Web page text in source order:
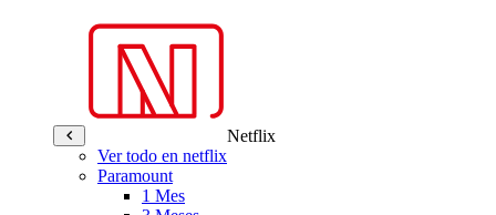
Netflix
Ver todo en netflix
Paramount
1 Mes